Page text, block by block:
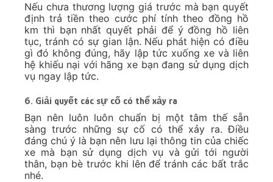
Nếu chưa thương lượng giá trước mà bạn quyết
định trả tiền theo cước phí tính theo đồng hồ
km thì bạn nhất quyết phải để ý đồng hồ liên
tục, tránh có sự gian lận. Nếu phát hiện có điều
gì đó không đúng, hãy lập tức xuống xe và liên
hệ khiếu nại với hãng xe bạn đang sử dụng dịch
vụ ngay lập tức.
6. Giải quyết các sự cố có thể xảy ra
Bạn nên luôn luôn chuẩn bị một tâm thế sẵn
sàng trước những sự cố có thể xảy ra. Điều
đáng chú ý là bạn nên lưu lại thông tin của chiếc
xe mà bạn sử dụng dịch vụ và gửi tới người
thân, bạn bè trước khi lên để tránh các bất trắc
nhé.